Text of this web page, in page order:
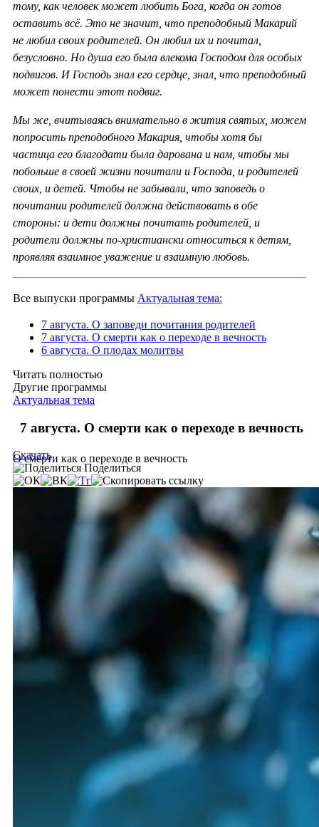
тому, как человек может любить Бога, когда он готов
оставить всё. Это не значит, что преподобный Макарий
не любил своих родителей. Он любил их и почитал,
безусловно. Но душа его была влекома Господом для особых
подвигов. И Господь знал его сердце, знал, что преподобный
может понести этот подвиг.
Мы же, вчитываясь внимательно в жития святых, можем
попросить преподобного Макария, чтобы хотя бы
частица его благодати была дарована и нам, чтобы мы
побольше в своей жизни почитали и Господа, и родителей
своих, и детей. Чтобы не забывали, что заповедь о
почитании родителей должна действовать в обе
стороны: и дети должны почитать родителей, и
родители должны по-христиански относиться к детям,
проявляя взаимное уважение и взаимную любовь.
Все выпуски программы Актуальная тема:
7 августа. О заповеди почитания родителей
7 августа. О смерти как о переходе в вечность
6 августа. О плодах молитвы
Читать полностью
Другие программы
Актуальная тема
7 августа. О смерти как о переходе в вечность
О смерти как о переходе в вечность
Скачать
Поделиться